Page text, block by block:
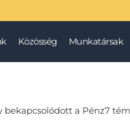
Közösség Munkatársak
a Pénz7